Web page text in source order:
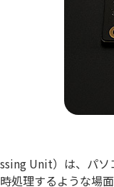
Unit）は、パ
処理するような場